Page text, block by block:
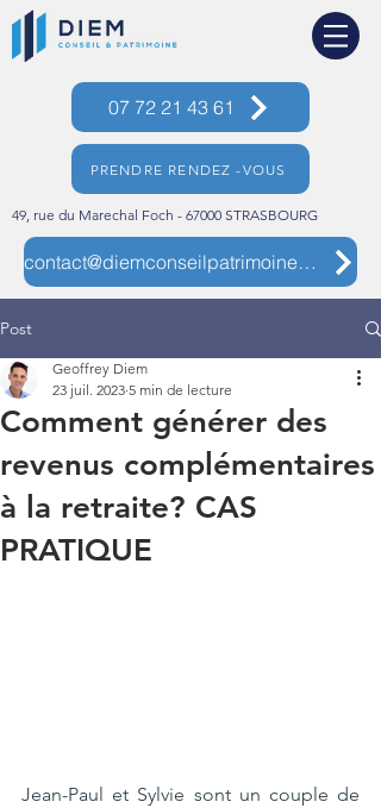
07 72 21 43 61
PRENDRE RENDEZ -VOUS
49, rue du Marechal Foch - 67000 STRASBOURG
contact@diemconseilpatrimoine.com
Post
Comment générer des
revenus complémentaires
à la retraite? CAS
PRATIQUE
Geoffrey Diem
23 juil. 2023 5 min de lecture
Jean-Paul et Sylvie sont un couple de